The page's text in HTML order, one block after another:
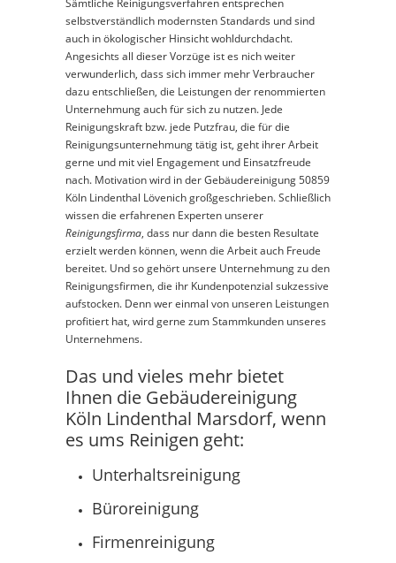
Sämtliche Reinigungsverfahren entsprechen
selbstverständlich modernsten Standards und sind
auch in ökologischer Hinsicht wohldurchdacht.
Angesichts all dieser Vorzüge ist es nich weiter
verwunderlich, dass sich immer mehr Verbraucher
dazu entschließen, die Leistungen der renommierten
Unternehmung auch für sich zu nutzen. Jede
Reinigungskraft bzw. jede Putzfrau, die für die
Reinigungsunternehmung tätig ist, geht ihrer Arbeit
gerne und mit viel Engagement und Einsatzfreude
nach. Motivation wird in der Gebäudereinigung 50859
Köln Lindenthal Lövenich großgeschrieben. Schließlich
wissen die erfahrenen Experten unserer
Reinigungsfirma, dass nur dann die besten Resultate
erzielt werden können, wenn die Arbeit auch Freude
bereitet. Und so gehört unsere Unternehmung zu den
Reinigungsfirmen, die ihr Kundenpotenzial sukzessive
aufstocken. Denn wer einmal von unseren Leistungen
profitiert hat, wird gerne zum Stammkunden unseres
Unternehmens.
Das und vieles mehr bietet
Ihnen die Gebäudereinigung
Köln Lindenthal Marsdorf, wenn
es ums Reinigen geht:
Unterhaltsreinigung
Büroreinigung
Firmenreinigung